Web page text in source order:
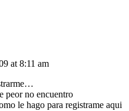
at 8:11 am
peor no encuentro
le hago para registrame aqui